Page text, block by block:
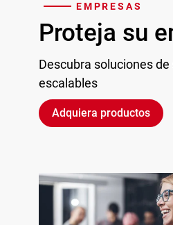
EMPRESAS
Proteja su
Descubra soluciones de
escalables
Adquiera productos